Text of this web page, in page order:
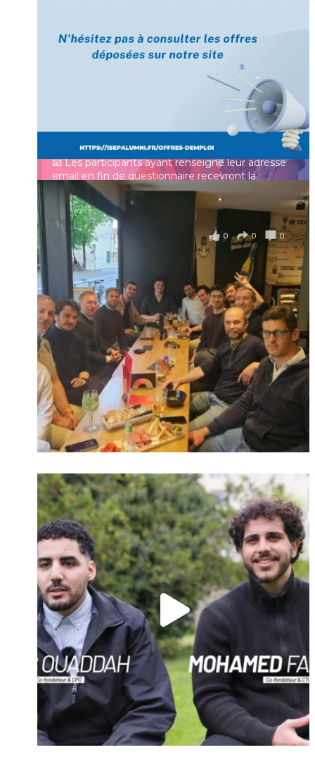
Charger plus Suivre sur Instagram
[Enquête IESF 2026] Top départ 🚀
👩‍🎓 Ingénieurs diplômés, vous avez jusqu’au 31
mai pour participer et faire entendre votre voix !
Depuis plus de 60 ans, cette enquête vise à établir
un panorama complet de la situation socio-
professionnelle des ingénieurs et scientifiques
français.
📧 Les participants ayant renseigné leur adresse
email en fin de questionnaire recevront la
synthèse des résultats...Voir plus
il y a 4 mois
0 0 0
Voir sur Facebook
Prénom
Mot de passe
Se souvenir de moi
Connexion
Identifiant oublié ?
Mot de passe
oublié ?